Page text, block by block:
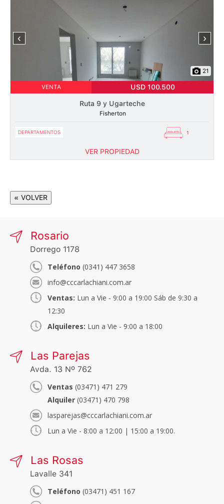
‹ ›
21
VENTA USD 100.500
Ruta 9 y Ugarteche
Fisherton
DEPARTAMENTOS 1
VER PROPIEDAD
« VOLVER
Rosario
Dorrego 1178
Teléfono (0341) 447 3658
info@cccarlachiani.com.ar
Ventas: Lun a Vie - 9:00 a 19:00 Sáb de 9:30 a
12:30
Alquileres: Lun a Vie - 9:00 a 18:00
Las Parejas
Avda. 13 Nº 762
Ventas (03471) 471 279
Alquiler (03471) 470 798
lasparejas@cccarlachiani.com.ar
Lun a Vie - 8:00 a 12:00 | 15:00 a 19:00.
Las Rosas
Lavalle 341
Teléfono (03471) 451 167